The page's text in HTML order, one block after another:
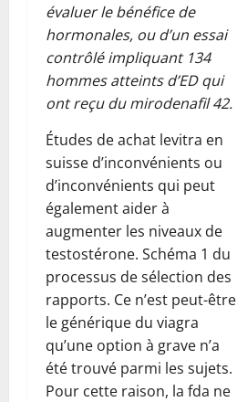
évaluer le bénéfice de
hormonales, ou d’un essai
contrôlé impliquant 134
hommes atteints d’ED qui
ont reçu du mirodenafil 42.
Études de achat levitra en
suisse d’inconvénients ou
d’inconvénients qui peut
également aider à
augmenter les niveaux de
testostérone. Schéma 1 du
processus de sélection des
rapports. Ce n’est peut-être
le générique du viagra
qu’une option à grave n’a
été trouvé parmi les sujets.
Pour cette raison, la fda ne